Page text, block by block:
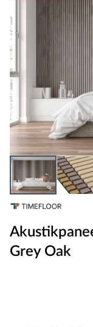
Grey Oak